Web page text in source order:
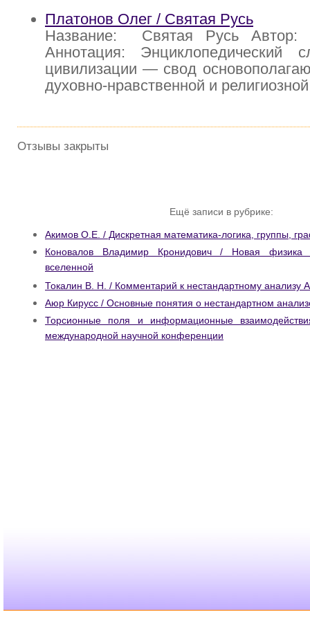
Платонов Олег / Святая Русь
Название: Святая Русь Автор:
Аннотация: Энциклопедический
цивилизации — свод
духовно-нравственной и
Отзывы закрыты
Ещё записи в рубрике:
Акимов О.Е. / Дискретная математика-логика, группы,
Коновалов Владимир Кронидович / Новая физика
вселенной
Токалин В. Н. / Комментарий к нестандартному анализу
Аюр Кирусс / Основные понятия о нестандартном
Торсионные поля и информационные
международной научной конференции